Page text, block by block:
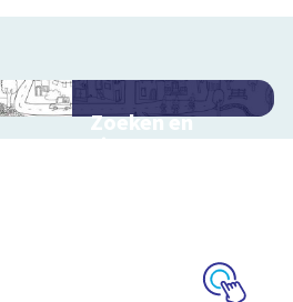
Zoeken en
zingen met